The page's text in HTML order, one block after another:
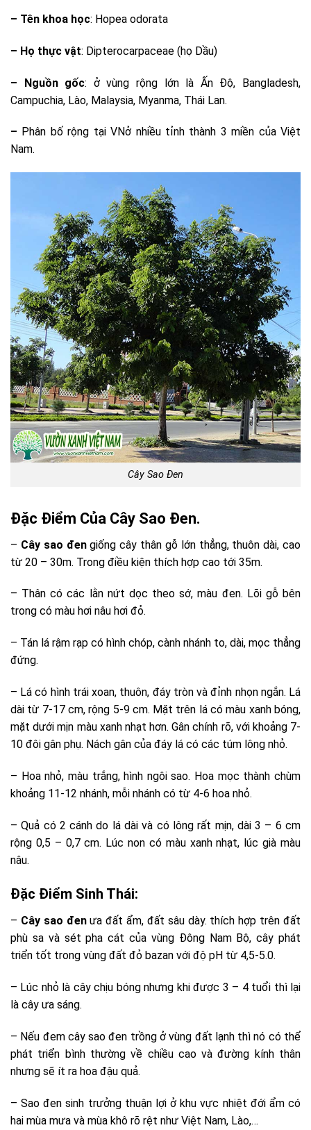
– Tên khoa học: Hopea odorata
– Họ thực vật: Dipterocarpaceae (họ Dầu)
– Nguồn gốc: ở vùng rộng lớn là Ấn Độ, Bangladesh,
Campuchia, Lào, Malaysia, Myanma, Thái Lan.
– Phân bố rộng tại VNở nhiều tỉnh thành 3 miền của Việt
Nam.
Cây Sao Đen
Đặc Điểm Của Cây Sao Đen.
– Cây sao đengiống cây thân gỗ lớn thẳng, thuôn dài, cao
từ 20 – 30m. Trong điều kiện thích hợp cao tới 35m.
– Thân có các lằn nứt dọc theo sớ, màu đen. Lõi gỗ bên
trong có màu hơi nâu hơi đỏ.
– Tán lá rậm rạp có hình chóp, cành nhánh to, dài, mọc thẳng
đứng.
– Lá có hình trái xoan, thuôn, đáy tròn và đỉnh nhọn ngắn. Lá
dài từ 7-17 cm, rộng 5-9 cm. Mặt trên lá có màu xanh bóng,
mặt dưới mịn màu xanh nhạt hơn. Gân chính rõ, với khoảng 7-
10 đôi gân phụ. Nách gân của đáy lá có các túm lông nhỏ.
– Hoa nhỏ, màu trắng, hình ngôi sao. Hoa mọc thành chùm
khoảng 11-12 nhánh, mỗi nhánh có từ 4-6 hoa nhỏ.
– Quả có 2 cánh do lá dài và có lông rất mịn, dài 3 – 6 cm
rộng 0,5 – 0,7 cm. Lúc non có màu xanh nhạt, lúc già màu
nâu.
Đặc Điểm Sinh Thái:
– Cây sao đenưa đất ẩm, đất sâu dày. thích hợp trên đất
phù sa và sét pha cát của vùng Đông Nam Bộ, cây phát
triển tốt trong vùng đất đỏ bazan với độ pH từ 4,5-5.0.
– Lúc nhỏ là cây chịu bóng nhưng khi được 3 – 4 tuổi thì lại
là cây ưa sáng.
– Nếu đem cây sao đen trồng ở vùng đất lạnh thì nó có thể
phát triển bình thường về chiều cao và đường kính thân
nhưng sẽ ít ra hoa đậu quả.
– Sao đen sinh trưởng thuận lợi ở khu vực nhiệt đới ẩm có
hai mùa mưa và mùa khô rõ rệt như Việt Nam, Lào,…